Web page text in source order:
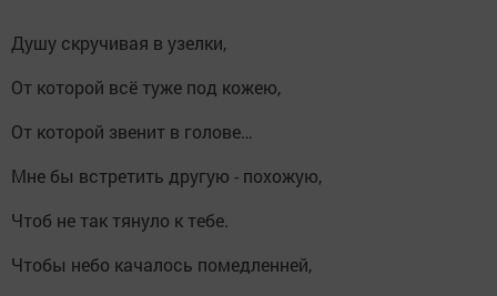
Душу скручивая в узелки,
От которой всё туже под кожею,
От которой звенит в голове…
Мне бы встретить другую - похожую,
Чтоб не так тянуло к тебе.
Чтобы небо качалось помедленней,